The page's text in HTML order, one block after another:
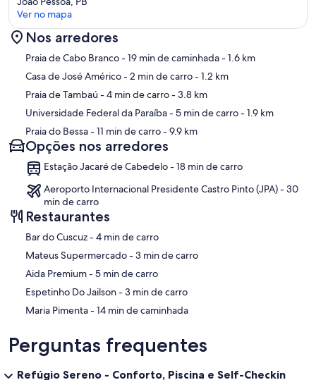
Mapa
Ver no mapa
Nos arredores
Praia de Cabo Branco- 19 min de caminhada- 1.6 km
Casa de José Américo- 2 min de carro- 1.2 km
Praia de Tambaú - 4 min de carro- 3.8 km
Universidade Federal da Paraíba- 5 min de carro- 1.9 km
Praia do Bessa- 11 min de carro- 9.9 km
Opções nos arredores
Estação Jacaré de Cabedelo - 18 min de carro
Aeroporto Internacional Presidente Castro Pinto (JPA) - 30
min de carro
Restaurantes
‪Bar do Cuscuz - ‬4 min de carro
‪Mateus Supermercado - ‬3 min de carro
‪Aida Premium - ‬5 min de carro
‪Espetinho Do Jailson - ‬3 min de carro
‪Maria Pimenta - ‬14 min de caminhada
Perguntas frequentes
Refúgio Sereno - Conforto, Piscina e Self-Checkin